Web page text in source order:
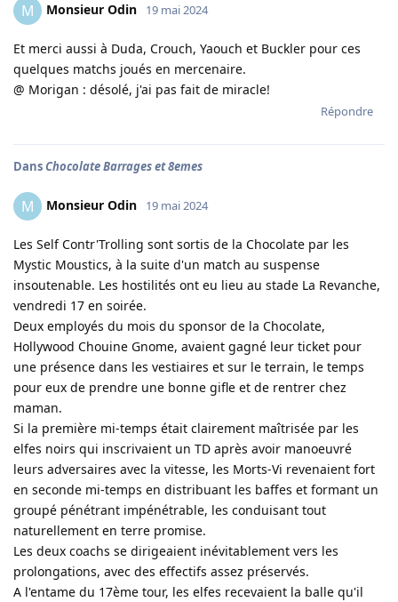
M Monsieur Odin 19 mai 2024
Et merci aussi à Duda, Crouch, Yaouch et Buckler pour ces
quelques matchs joués en mercenaire.
@ Morigan : désolé, j'ai pas fait de miracle!
Répondre
DansChocolate Barrages et 8emes
M Monsieur Odin 19 mai 2024
Les Self Contr'Trolling sont sortis de la Chocolate par les
Mystic Moustics, à la suite d'un match au suspense
insoutenable. Les hostilités ont eu lieu au stade La Revanche,
vendredi 17 en soirée.
Deux employés du mois du sponsor de la Chocolate,
Hollywood Chouine Gnome, avaient gagné leur ticket pour
une présence dans les vestiaires et sur le terrain, le temps
pour eux de prendre une bonne gifle et de rentrer chez
maman.
Si la première mi-temps était clairement maîtrisée par les
elfes noirs qui inscrivaient un TD après avoir manoeuvré
leurs adversaires avec la vitesse, les Morts-Vi revenaient fort
en seconde mi-temps en distribuant les baffes et formant un
groupé pénétrant impénétrable, les conduisant tout
naturellement en terre promise.
Les deux coachs se dirigeaient inévitablement vers les
prolongations, avec des effectifs assez préservés.
A l'entame du 17ème tour, les elfes recevaient la balle qu'il